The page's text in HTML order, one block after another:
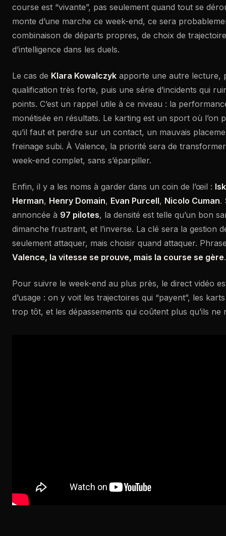
course est “vivante”, pas seulement quand tout se
monte d’une marche ce week-end, ce sera
combinaison de départs propres, de choix de
d’intelligence dans les duels.
Le cas de Klara Kowalczyk apporte une autre lecture,
qualification très forte, puis une série d’incidents qui
points. C’est un rappel utile à ce niveau : la
monétisée en résultats. Le karting est un sport où l’on
qu’il faut et perdre sur un contact, un mauvais
freinage subi. À Valence, la priorité sera de
week-end complet, sans s’éparpiller.
Enfin, il y a les noms à garder dans un coin de l’œil :
Herman, Henry Domain, Evan Purcell, Nicolo Cuman.
annoncée à 97 pilotes, la densité est telle qu’un bon
dimanche frustrant, et l’inverse. La clé sera la gestion
seulement attaquer, mais choisir quand attaquer.
Valence, la vitesse se prouve, mais la course se gère.
Pour suivre le week-end au plus près, le direct vidéo
d’usage : on y voit les trajectoires qui “payent”, les
trop tôt, et les dépassements qui coûtent plus qu’ils ne